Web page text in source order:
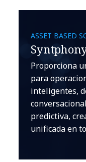
ASSET BASED
Proporciona
para
inteligentes,
predictiva,
unificada en